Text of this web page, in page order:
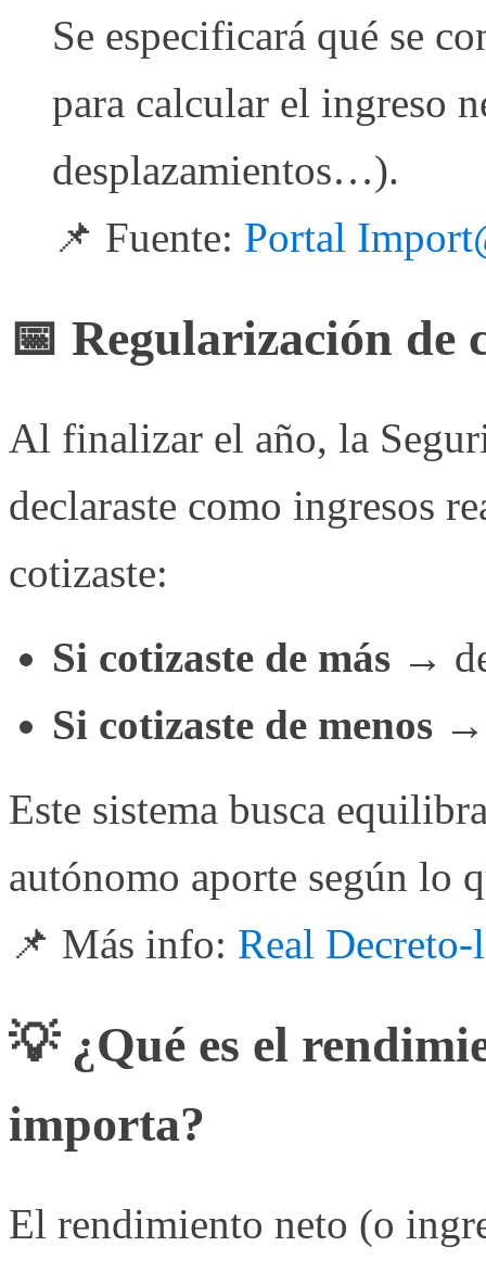
Se especificará qué se
para calcular el ingreso
desplazamientos…).
📌 Fuente: Portal
📅 Regularización de
Al finalizar el año, la
declaraste como ingresos
cotizaste:
Si cotizaste de más →
Si cotizaste de menos →
Este sistema busca
autónomo aporte según lo
📌 Más info: Real
💡 ¿Qué es el
importa?
El rendimiento neto (o